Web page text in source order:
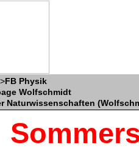
>FB Physik
Wolfschmidt
Naturwissenschaften